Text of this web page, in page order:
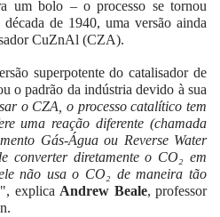
um bolo – o processo se tornou
de 1940, uma versão ainda
CuZnAl (CZA).
superpotente do catalisador de
o padrão da indústria devido à sua
o CZA, o processo catalítico tem
uma reação diferente (chamada
Gás-Água ou Reverse Water
converter diretamente o CO₂ em
não usa o CO₂ de maneira tão
", explica Andrew Beale, professor